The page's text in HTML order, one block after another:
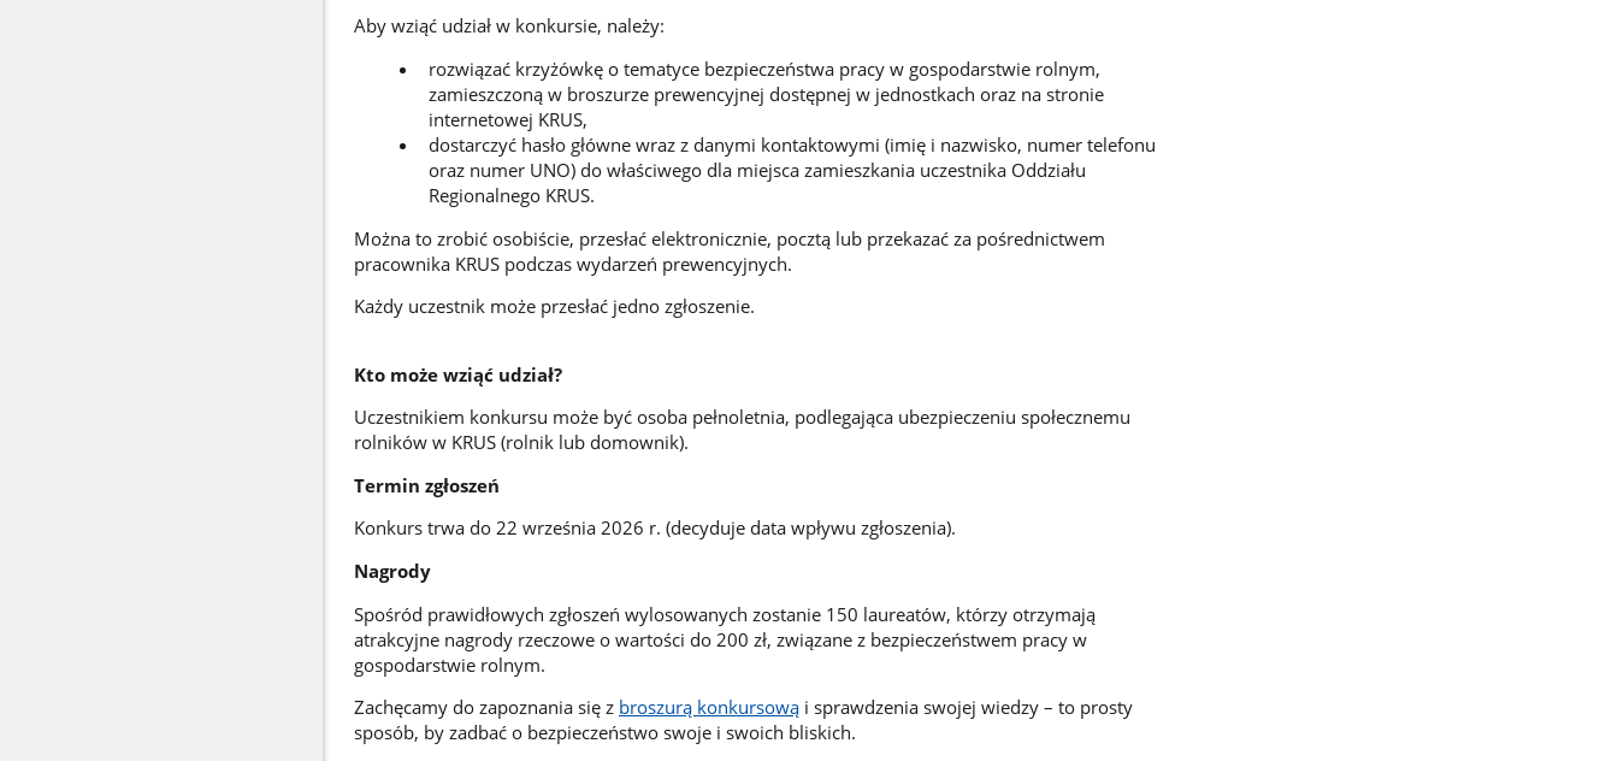
Aby wziąć udział w konkursie, należy:
rozwiązać krzyżówkę o tematyce bezpieczeństwa pracy w gospodarstwie rolnym,
zamieszczoną w broszurze prewencyjnej dostępnej w jednostkach oraz na stronie
internetowej KRUS,
dostarczyć hasło główne wraz z danymi kontaktowymi (imię i nazwisko, numer telefonu
oraz numer UNO) do właściwego dla miejsca zamieszkania uczestnika Oddziału
Regionalnego KRUS.
Można to zrobić osobiście, przesłać elektronicznie, pocztą lub przekazać za pośrednictwem
pracownika KRUS podczas wydarzeń prewencyjnych.
Każdy uczestnik może przesłać jedno zgłoszenie.
Kto może wziąć udział?
Uczestnikiem konkursu może być osoba pełnoletnia, podlegająca ubezpieczeniu społecznemu
rolników w KRUS (rolnik lub domownik).
Termin zgłoszeń
Konkurs trwa do 22 września 2026 r. (decyduje data wpływu zgłoszenia).
Nagrody
Spośród prawidłowych zgłoszeń wylosowanych zostanie 150 laureatów, którzy otrzymają
atrakcyjne nagrody rzeczowe o wartości do 200 zł, związane z bezpieczeństwem pracy w
gospodarstwie rolnym.
Zachęcamy do zapoznania się z broszurą konkursowąi sprawdzenia swojej wiedzy – to prosty
sposób, by zadbać o bezpieczeństwo swoje i swoich bliskich.